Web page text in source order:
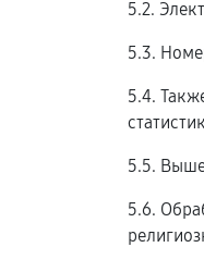
5.2.
5.3.
5.4.
5.5.
5.6.